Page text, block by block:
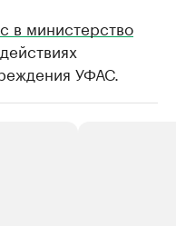
в министерство
УФАС.